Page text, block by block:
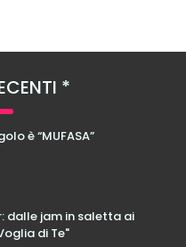
è “MUFASA”
dalle jam in saletta ai
di Te"